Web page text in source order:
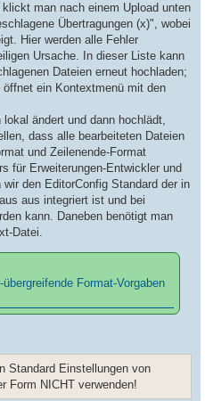
man nach einem Upload unten
Übertragungen (x)", wobei
Hier werden alle Fehler
Ursache. In dieser Liste kann
Dateien erneut hochladen;
ein Kontextmenü mit den
lokal ändert und dann hochlädt,
dass alle bearbeiteten Dateien
und Zeilenende-Format
für Erweiterungen-Entwickler und
den EditorConfig Standard der in
aus integriert ist und bei
kann. Daneben benötigt man
Datei.
Format-Vorgaben
Standard Einstellungen von
Form NICHT verwenden!